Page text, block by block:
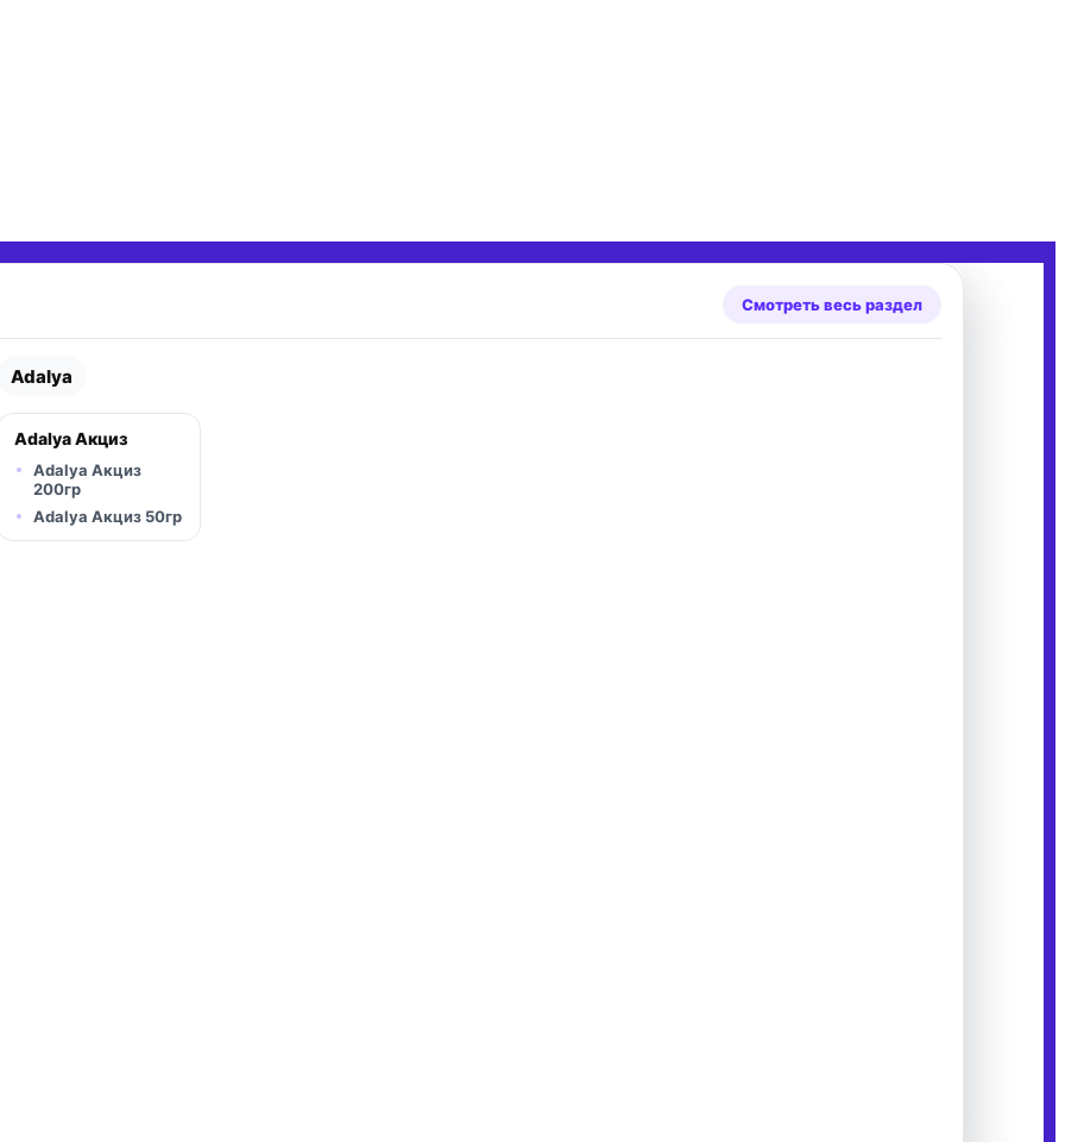
Смотреть весь раздел
Adalya
Adalya Акциз
Adalya Акциз
200гр
Adalya Акциз 50гр